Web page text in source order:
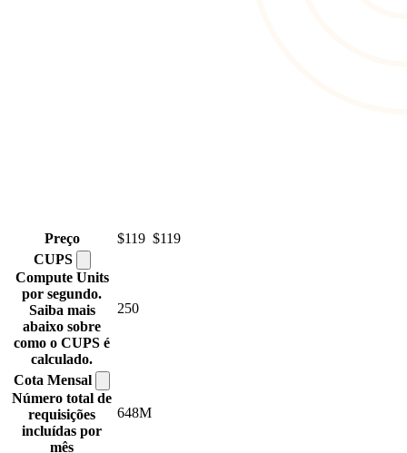
Preço $119 $119
CUPS
Compute Units
por segundo.
Saiba mais
abaixo sobre
como o CUPS é
calculado.
250
Cota Mensal
Número total de
requisições
incluídas por
mês
648M